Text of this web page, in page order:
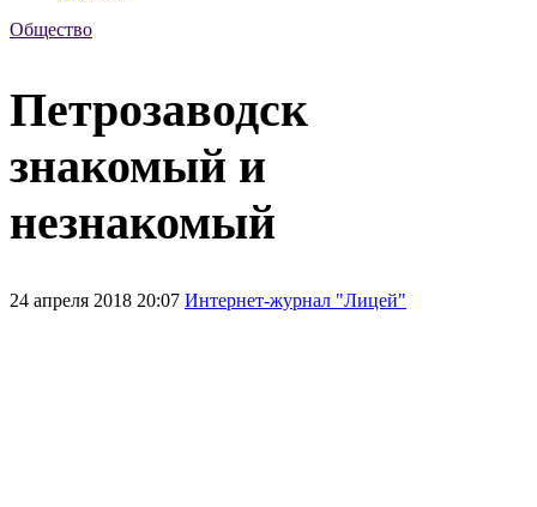
Общество
Петрозаводск
знакомый и
незнакомый
24 апреля 2018 20:07 Интернет-журнал "Лицей"